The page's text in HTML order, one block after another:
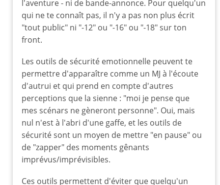
l'aventure - ni de bande-annonce. Pour quelqu'un
qui ne te connaît pas, il n'y a pas non plus écrit
"tout public" ni "-12" ou "-16" ou "-18" sur ton
front.
Les outils de sécurité emotionnelle peuvent te
permettre d'apparaître comme un MJ à l'écoute
d'autrui et qui prend en compte d'autres
perceptions que la sienne : "moi je pense que
mes scénars ne gèneront personne". Oui, mais
nul n'est à l'abri d'une gaffe, et les outils de
sécurité sont un moyen de mettre "en pause" ou
de "zapper" des moments gênants
imprévus/imprévisibles.
Ces outils permettent d'éviter que quelqu'un